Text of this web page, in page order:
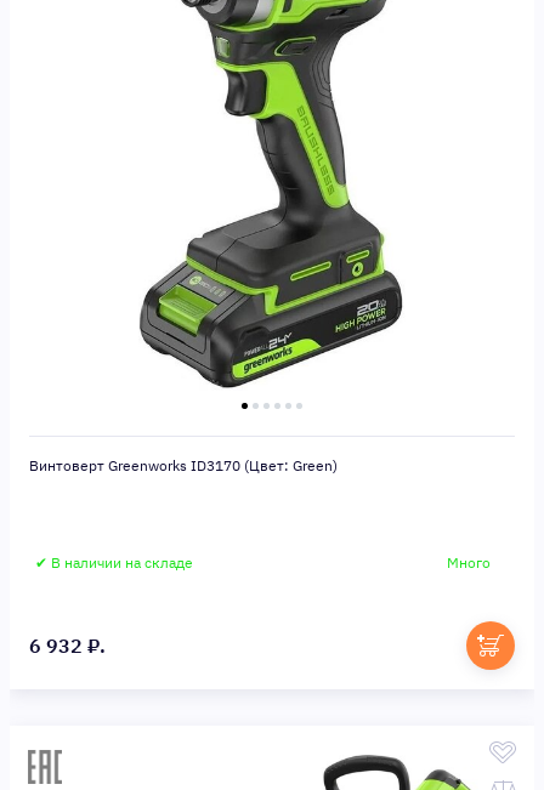
Винтоверт Greenworks ID3170 (Цвет: Green)
✔ В наличии на складе Много
6 932 ₽.